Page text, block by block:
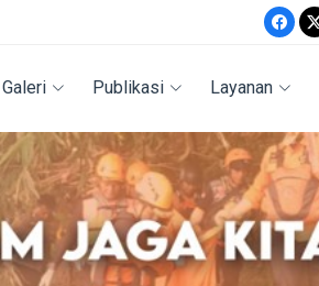
Galeri Publikasi Layanan